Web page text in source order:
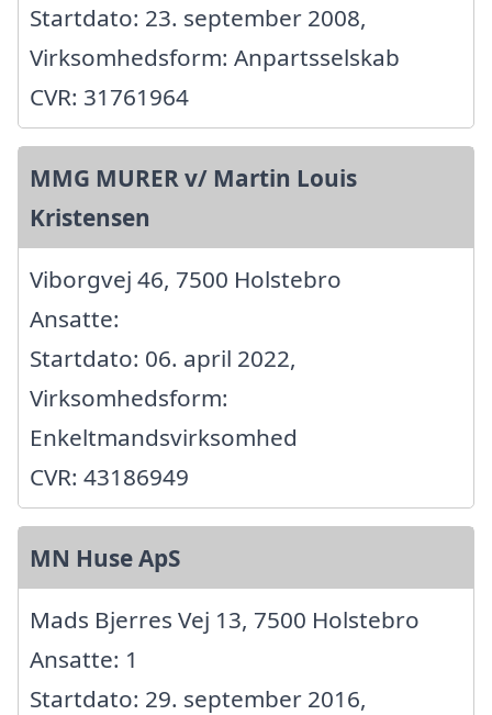
Startdato: 23. september 2008,
Virksomhedsform: Anpartsselskab
CVR: 31761964
MMG MURER v/ Martin Louis
Kristensen
Viborgvej 46, 7500 Holstebro
Ansatte:
Startdato: 06. april 2022,
Virksomhedsform:
Enkeltmandsvirksomhed
CVR: 43186949
MN Huse ApS
Mads Bjerres Vej 13, 7500 Holstebro
Ansatte: 1
Startdato: 29. september 2016,